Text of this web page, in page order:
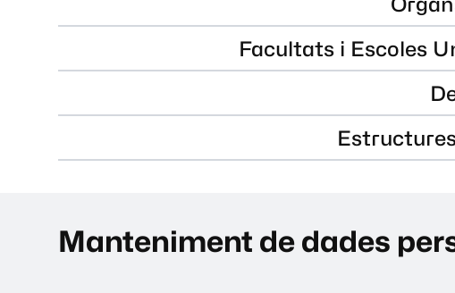
Facultats i Escoles
Manteniment de dades